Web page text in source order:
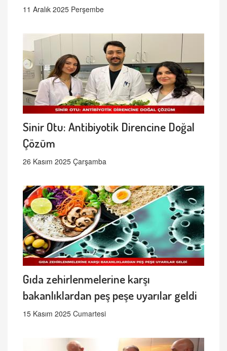
11 Aralık 2025 Perşembe
Sinir Otu: Antibiyotik Direncine Doğal
Çözüm
26 Kasım 2025 Çarşamba
Gıda zehirlenmelerine karşı
bakanlıklardan peş peşe uyarılar geldi
15 Kasım 2025 Cumartesi